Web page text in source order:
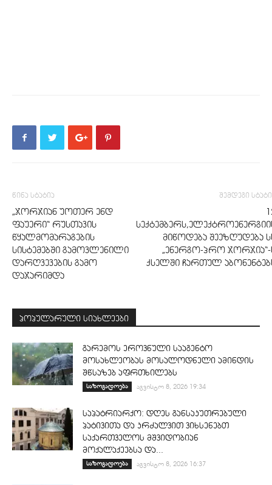
წინა სტატია
„ჯორჯიან უოთერ ენდ
ფაუერი“ რუსთავის
წყალმომარაგების
სისტემებში გამოვლენილი
დარღვევების გამო
დაჯარიმდა
შემდეგი
მიწოდება შეეზღუდება
„ენერგო-პრო ჯორჯია“-
ქსელში ჩართულ
პოპულარული სიახლეები
გარემოს ეროვნული სააგენტო
მოსახლეობას მოსალოდნელი ამინდის
შწსაზებ აფრთხილებს
საზოგადოება აგვისტო 8, 2026 19:34
საპატრიარქო: დღეს განსაკუთრებული
პატივითა და კრძალვით ვიხსენებთ
საქართველოს მშვიდობიან
მოქალაქეებსა და...
საზოგადოება აგვისტო 8, 2026 16:37